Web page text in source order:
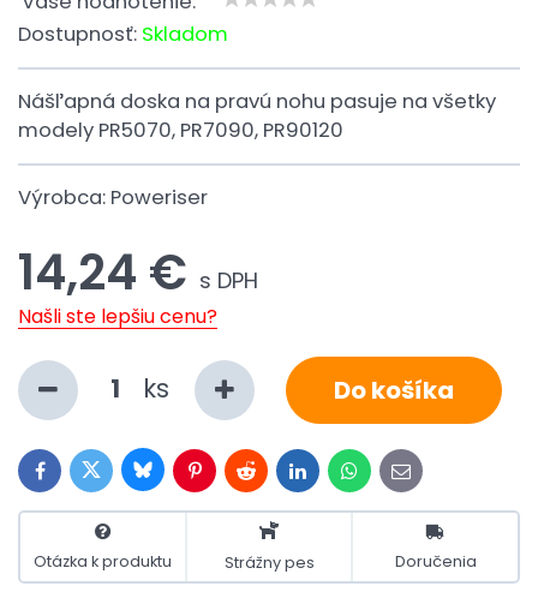
Dostupnosť: Skladom
Nášľapná doska na pravú nohu pasuje na všetky
modely PR5070, PR7090, PR90120
Výrobca: Poweriser
14,24 € s DPH
Našli ste lepšiu cenu?
ks Do košíka
FacebookTwitterBlueskyPinterestRedditLinkedInWhatsApp
E-
mail
Otázka k produktu Strážny pes Doručenia